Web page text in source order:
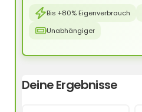
Bis +80% Eigenverbrauch
Unabhängiger
Deine Ergebnisse